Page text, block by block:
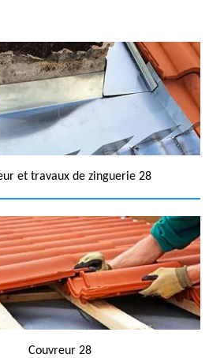
et travaux de zinguerie 28
Couvreur 28